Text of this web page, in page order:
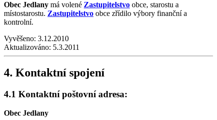
Obec Jedlany má volené Zastupitelstvo obce, starostu a
místostarostu. Zastupitelstvo obce zřídilo výbory finanční a
kontrolní.
Vyvěšeno: 3.12.2010
Aktualizováno: 5.3.2011
4. Kontaktní spojení
4.1 Kontaktní poštovní adresa:
Obec Jedlany